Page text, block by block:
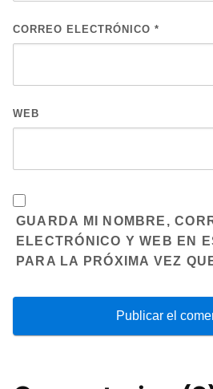
CORREO ELECTRÓNICO *
WEB
GUARDA MI NOMBRE,
ELECTRÓNICO Y WEB EN
PARA LA PRÓXIMA VEZ